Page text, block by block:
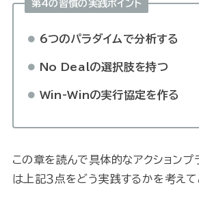
第4の習慣の実践ポイント
6つのパラダイムで分析する
No Dealの選択肢を持つ
Win-Winの実行協定を作る
この章を読んで具体的なアクションプ
は上記３点をどう実践するかを考えて